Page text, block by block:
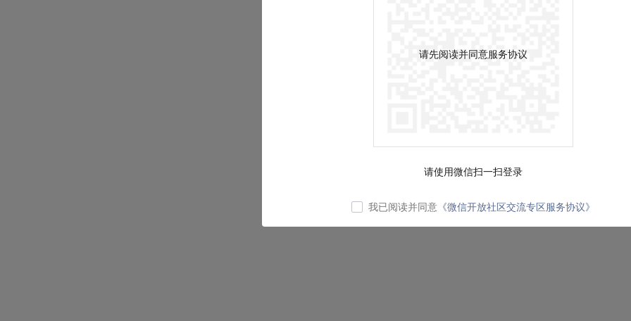
请先阅读并同意服务协议
请使用微信扫一扫登录
我已阅读并同意 《微信开放社区交流专区服务协议》